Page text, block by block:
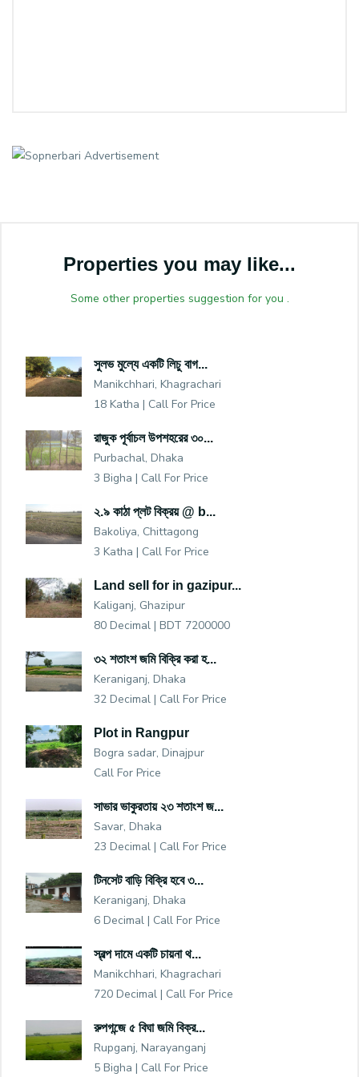
Properties you may like...
Some other properties suggestion for you .
সুলভ মুল্যে একটি লিচু বাগ...
Manikchhari, Khagrachari
18 Katha | Call For Price
রাজুক পূর্বাচল উপশহরের ৩০...
Purbachal, Dhaka
3 Bigha | Call For Price
২.৯ কাঠা প্লট বিক্রয় @ b...
Bakoliya, Chittagong
3 Katha | Call For Price
Land sell for in gazipur...
Kaliganj, Ghazipur
80 Decimal | BDT 7200000
৩২ শতাংশ জমি বিক্রি করা হ...
Keraniganj, Dhaka
32 Decimal | Call For Price
Plot in Rangpur
Bogra sadar, Dinajpur
Call For Price
সাভার ভাকুরতায় ২৩ শতাংশ জ...
Savar, Dhaka
23 Decimal | Call For Price
টিনসেট বাড়ি বিক্রি হবে ৩...
Keraniganj, Dhaka
6 Decimal | Call For Price
স্বল্প দামে একটি চায়না থ...
Manikchhari, Khagrachari
720 Decimal | Call For Price
রুপগন্জে ৫ বিঘা জমি বিক্র...
Rupganj, Narayanganj
5 Bigha | Call For Price